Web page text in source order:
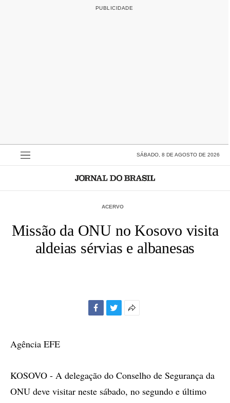
SÁBADO, 8 DE AGOSTO DE 2026
ACERVO
Missão da ONU no Kosovo visita
aldeias sérvias e albanesas
Agência EFE
KOSOVO - A delegação do Conselho de Segurança da
ONU deve visitar neste sábado, no segundo e último